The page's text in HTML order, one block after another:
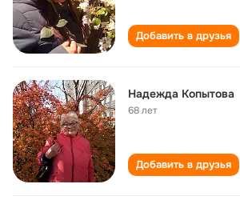
Добавить в друзья
Надежда Копытова
68 лет
Добавить в друзья